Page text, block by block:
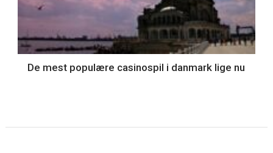
De mest populære casinospil i danmark lige nu